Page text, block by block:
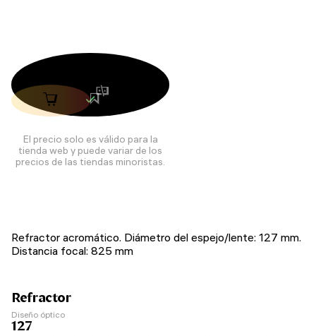
El precio solo es válido para la
tienda web y puede variar de los
precios de las tiendas minoristas.
Refractor acromático. Diámetro del espejo/lente: 127 mm.
Distancia focal: 825 mm
Refractor
Diseño óptico
127